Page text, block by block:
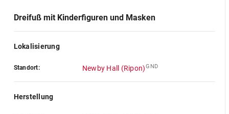
Dreifuß mit Kinderfiguren und Masken
Lokalisierung
Standort: Newby Hall (Ripon)GND
Herstellung